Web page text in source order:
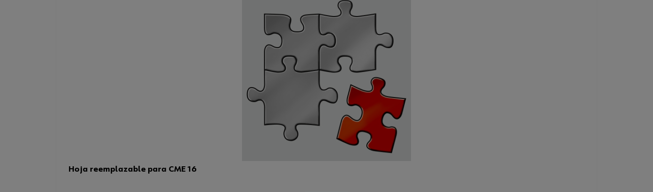
Hoja reemplazable para CME 16